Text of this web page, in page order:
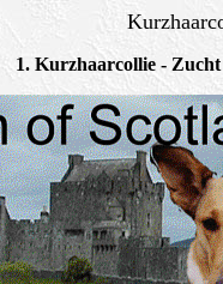
1. Kurzhaarcollie -